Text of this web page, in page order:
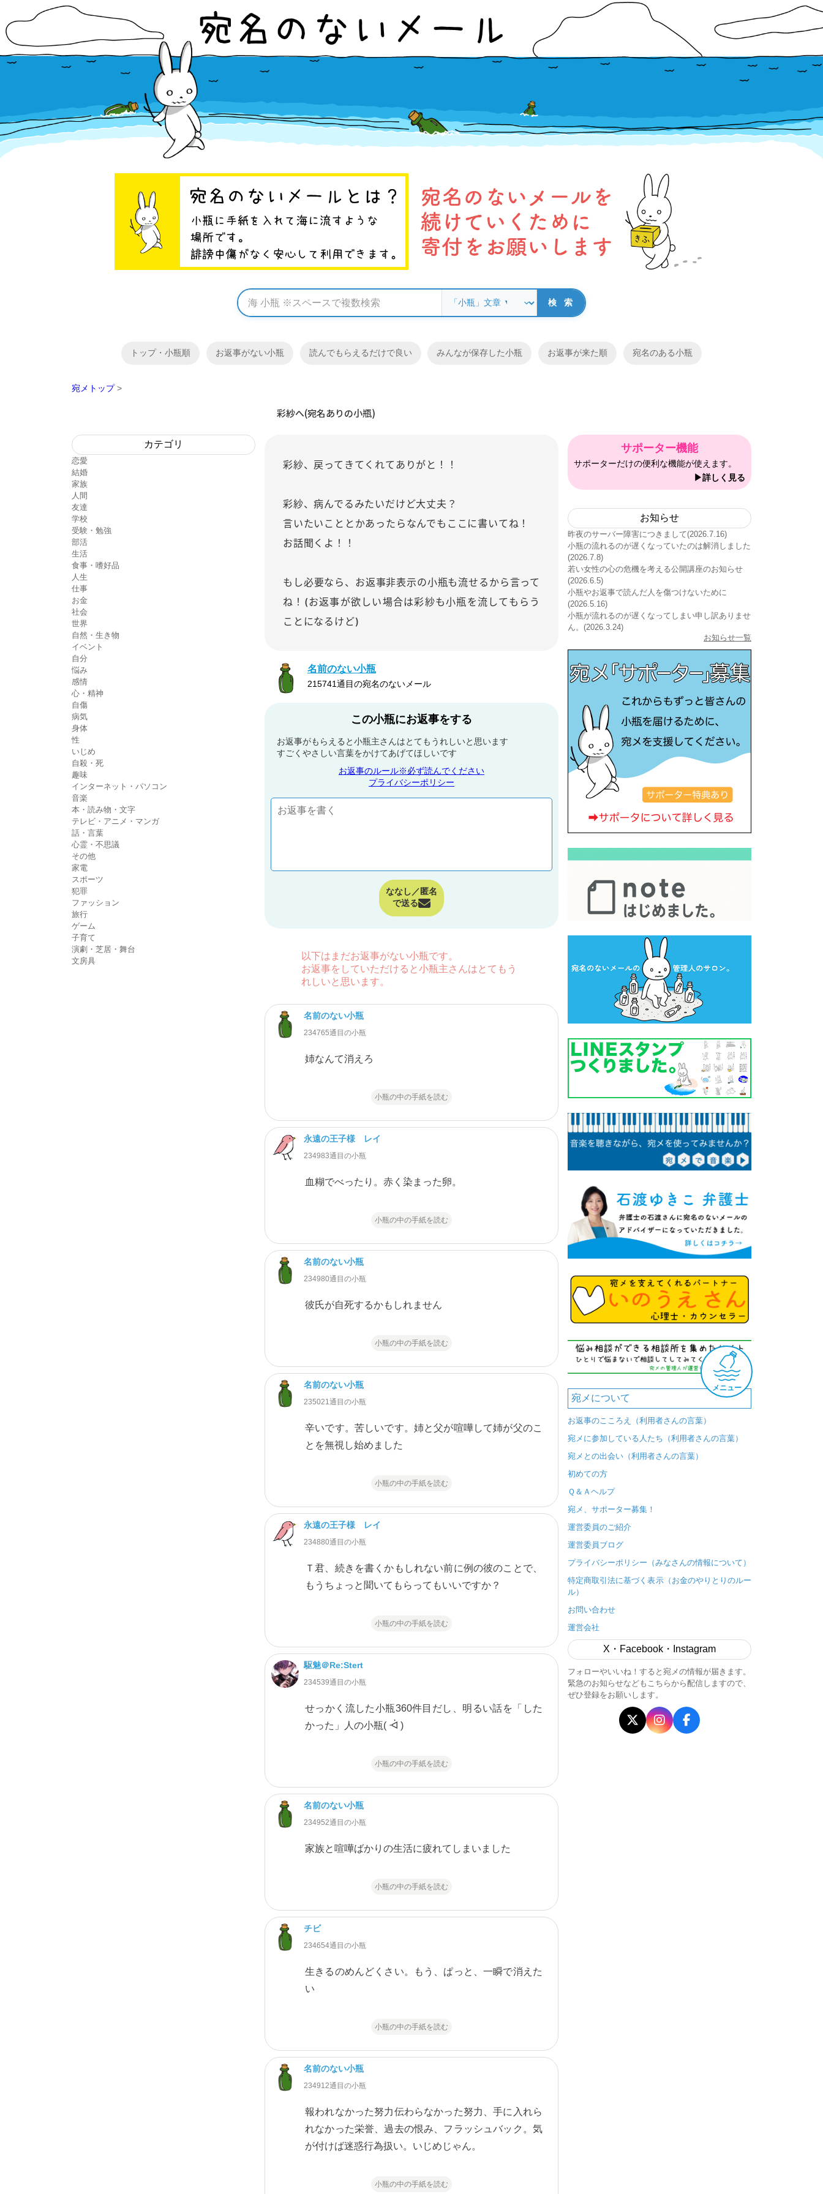
メニュー
トップ・小瓶順 お返事がない小瓶 読んでもらえるだけで良い みんなが保存した小瓶 お返事が来た順 宛名のある小瓶
宛メトップ >
彩紗へ(宛名ありの小瓶)
カテゴリ
恋愛
結婚
家族
人間
友達
学校
受験・勉強
部活
生活
食事・嗜好品
人生
仕事
お金
社会
世界
自然・生き物
イベント
自分
悩み
感情
心・精神
自傷
病気
身体
性
いじめ
自殺・死
趣味
インターネット・パソコン
音楽
本・読み物・文字
テレビ・アニメ・マンガ
話・言葉
心霊・不思議
その他
家電
スポーツ
犯罪
ファッション
旅行
ゲーム
子育て
演劇・芝居・舞台
文房具
彩紗、戻ってきてくれてありがと！！
彩紗、病んでるみたいだけど大丈夫？
言いたいこととかあったらなんでもここに書いてね！
お話聞くよ！！
もし必要なら、お返事非表示の小瓶も流せるから言って
ね！(お返事が欲しい場合は彩紗も小瓶を流してもらう
ことになるけど)
名前のない小瓶
215741通目の宛名のないメール
この小瓶にお返事をする
お返事がもらえると小瓶主さんはとてもうれしいと思います
すごくやさしい言葉をかけてあげてほしいです
お返事のルール※必ず読んでください
プライバシーポリシー
ななし／匿名
で送る
以下はまだお返事がない小瓶です。
お返事をしていただけると小瓶主さんはとてもう
れしいと思います。
名前のない小瓶
234765通目の小瓶
姉なんて消えろ
小瓶の中の手紙を読む
永遠の王子様 レイ
234983通目の小瓶
血糊でべったり。赤く染まった卵。
小瓶の中の手紙を読む
名前のない小瓶
234980通目の小瓶
彼氏が自死するかもしれません
小瓶の中の手紙を読む
名前のない小瓶
235021通目の小瓶
辛いです。苦しいです。姉と父が喧嘩して姉が父のこ
とを無視し始めました
小瓶の中の手紙を読む
永遠の王子様 レイ
234880通目の小瓶
Ｔ君、続きを書くかもしれない前に例の彼のことで、
もうちょっと聞いてもらってもいいですか？
小瓶の中の手紙を読む
駆魅＠Re:Stert
234539通目の小瓶
せっかく流した小瓶360件目だし、明るい話を「した
かった」人の小瓶( ᐙ )
小瓶の中の手紙を読む
名前のない小瓶
234952通目の小瓶
家族と喧嘩ばかりの生活に疲れてしまいました
小瓶の中の手紙を読む
チビ
234654通目の小瓶
生きるのめんどくさい。もう、ぱっと、一瞬で消えた
い
小瓶の中の手紙を読む
名前のない小瓶
234912通目の小瓶
報われなかった努力伝わらなかった努力、手に入れら
れなかった栄誉、過去の恨み、フラッシュバック。気
が付けば迷惑行為扱い。いじめじゃん。
小瓶の中の手紙を読む
サポーター機能
サポーターだけの便利な機能が使えます。
▶詳しく見る
お知らせ
昨夜のサーバー障害につきまして(2026.7.16)
小瓶の流れるのが遅くなっていたのは解消しました
(2026.7.8)
若い女性の心の危機を考える公開講座のお知らせ
(2026.6.5)
小瓶やお返事で読んだ人を傷つけないために
(2026.5.16)
小瓶が流れるのが遅くなってしまい申し訳ありませ
ん。(2026.3.24)
お知らせ一覧
宛メについて
お返事のこころえ（利用者さんの言葉）
宛メに参加している人たち（利用者さんの言葉）
宛メとの出会い（利用者さんの言葉）
初めての方
Ｑ＆Ａヘルプ
宛メ、サポーター募集！
運営委員のご紹介
運営委員ブログ
プライバシーポリシー（みなさんの情報について）
特定商取引法に基づく表示（お金のやりとりのルー
ル）
お問い合わせ
運営会社
X・Facebook・Instagram
フォローやいいね！すると宛メの情報が届きます。
緊急のお知らせなどもこちらから配信しますので、
ぜひ登録をお願いします。